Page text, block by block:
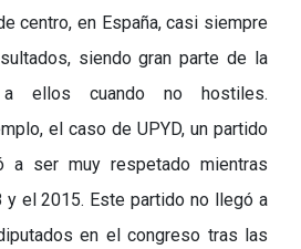
centro, en España, casi siempre
siendo gran parte de la
a ellos cuando no hostiles.
el caso de UPYD, un partido
a ser muy respetado mientras
el 2015. Este partido no llegó a
en el congreso tras las